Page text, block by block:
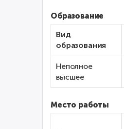
Образование
Вид
образования
Неполное
высшее
Место работы